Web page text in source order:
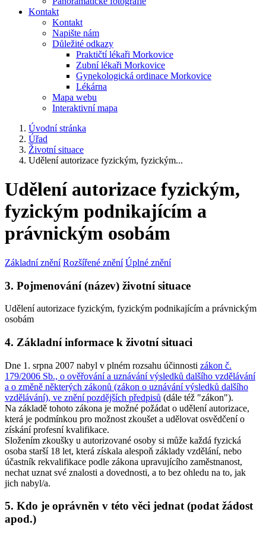
Kontakt
Kontakt
Napište nám
Důležité odkazy
Praktičtí lékaři Morkovice
Zubní lékaři Morkovice
Gynekologická ordinace Morkovice
Lékárna
Mapa webu
Interaktivní mapa
Úvodní stránka
Úřad
Životní situace
Udělení autorizace fyzickým, fyzickým...
Udělení autorizace fyzickým,
fyzickým podnikajícím a
právnickým osobám
Základní znění Rozšířené znění Úplné znění
3. Pojmenování (název) životní situace
Udělení autorizace fyzickým, fyzickým podnikajícím a právnickým
osobám
4. Základní informace k životní situaci
Dne 1. srpna 2007 nabyl v plném rozsahu účinnosti zákon č.
179/2006 Sb., o ověřování a uznávání výsledků dalšího vzdělávání
a o změně některých zákonů (zákon o uznávání výsledků dalšího
vzdělávání), ve znění pozdějších předpisů (dále též "zákon").
Na základě tohoto zákona je možné požádat o udělení autorizace,
která je podmínkou pro možnost zkoušet a udělovat osvědčení o
získání profesní kvalifikace.
Složením zkoušky u autorizované osoby si může každá fyzická
osoba starší 18 let, která získala alespoň základy vzdělání, nebo
účastník rekvalifikace podle zákona upravujícího zaměstnanost,
nechat uznat své znalosti a dovednosti, a to bez ohledu na to, jak
jich nabyl/a.
5. Kdo je oprávněn v této věci jednat (podat žádost
apod.)